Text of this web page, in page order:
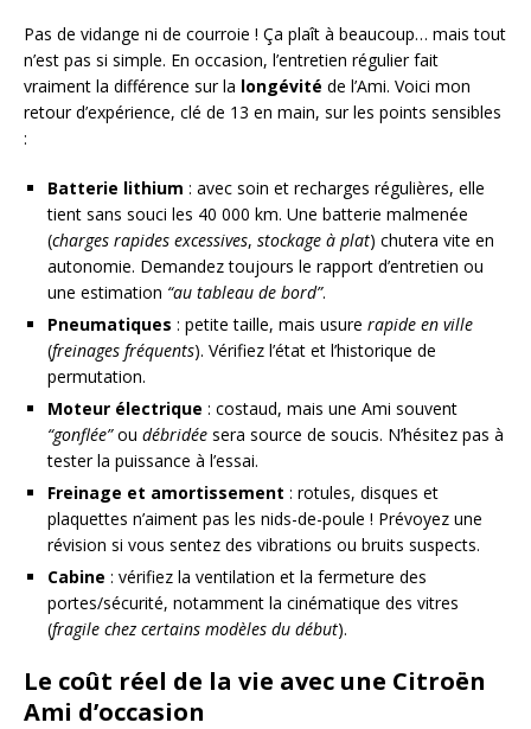
Pas de vidange ni de courroie ! Ça plaît à beaucoup… mais tout
n’est pas si simple. En occasion, l’entretien régulier fait
vraiment la différence sur la longévité de l’Ami. Voici mon
retour d’expérience, clé de 13 en main, sur les points sensibles
:
Batterie lithium : avec soin et recharges régulières, elle
tient sans souci les 40 000 km. Une batterie malmenée
(charges rapides excessives, stockage à plat) chutera vite en
autonomie. Demandez toujours le rapport d’entretien ou
une estimation “au tableau de bord”.
Pneumatiques : petite taille, mais usure rapide en ville
(freinages fréquents). Vérifiez l’état et l’historique de
permutation.
Moteur électrique : costaud, mais une Ami souvent
“gonflée”ou débridée sera source de soucis. N’hésitez pas à
tester la puissance à l’essai.
Freinage et amortissement : rotules, disques et
plaquettes n’aiment pas les nids-de-poule ! Prévoyez une
révision si vous sentez des vibrations ou bruits suspects.
Cabine : vérifiez la ventilation et la fermeture des
portes/sécurité, notamment la cinématique des vitres
(fragile chez certains modèles du début).
Le coût réel de la vie avec une Citroën
Ami d’occasion